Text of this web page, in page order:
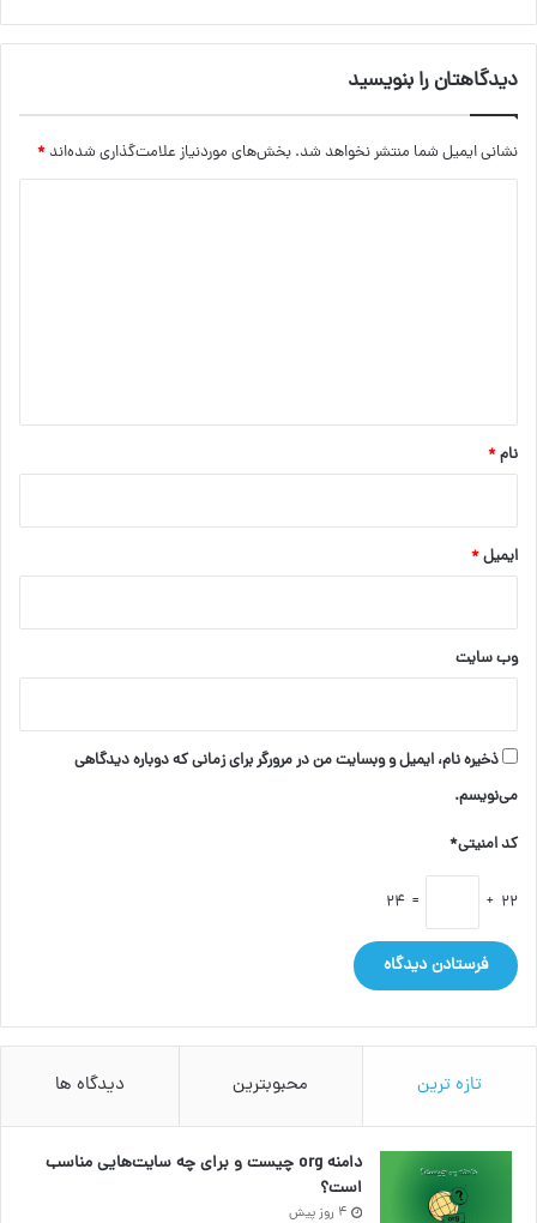
دیدگاهتان را بنویسید
نشانی ایمیل شما منتشر نخواهد شد. بخش‌های موردنیاز علامت‌گذاری شده‌اند *
نام*
ایمیل*
وب‌ سایت
ذخیره نام، ایمیل و وبسایت من در مرورگر برای زمانی که دوباره دیدگاهی
می‌نویسم.
کد امنیتی*
22 +
= 24
تازه ترین محبوبترین دیدگاه ها
دامنه org چیست و برای چه سایت‌هایی مناسب
است؟
4 روز پیش